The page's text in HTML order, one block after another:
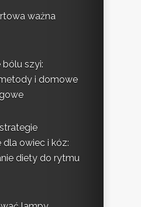
ważna
szyi:
i domowe
owiec i kóz:
diety do rytmu